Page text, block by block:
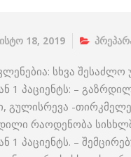
18, 2019
სხვა შესაძლო
1 პაციენტს: –
გულისრევა -
რაოდენობა
1 პაციენტს. –